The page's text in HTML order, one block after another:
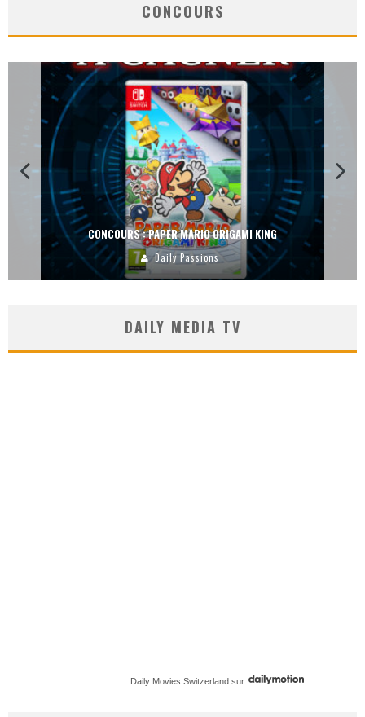
CONCOURS
CONCOURS : PAPER MARIO ORIGAMI KING
Daily Passions
DAILY MEDIA TV
Daily Movies Switzerland sur